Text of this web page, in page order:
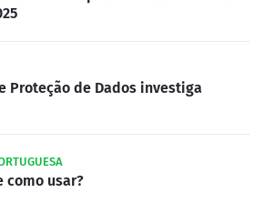
Proteção de Dados investiga
como usar?